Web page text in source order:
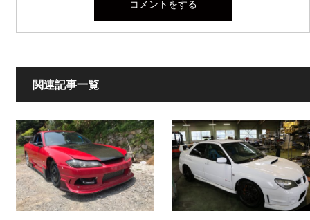
関連記事一覧